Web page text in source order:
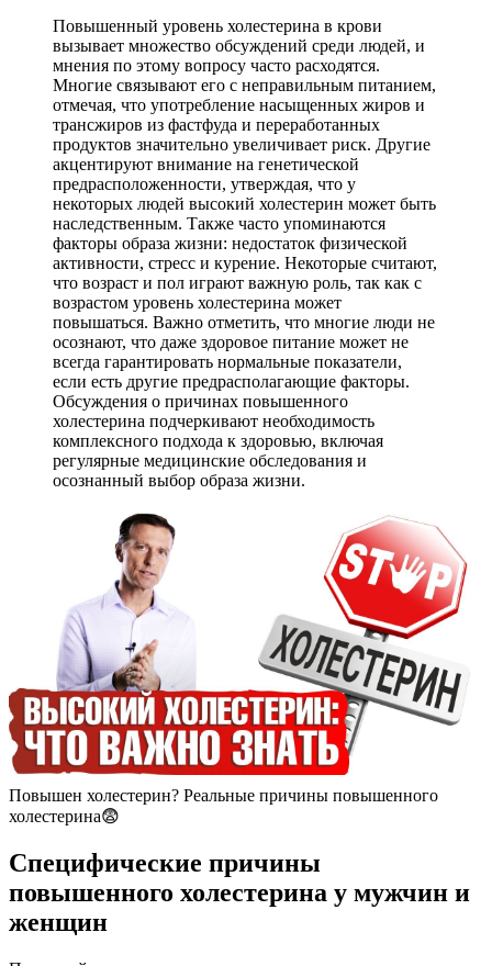
Повышенный уровень холестерина в крови
вызывает множество обсуждений среди людей, и
мнения по этому вопросу часто расходятся.
Многие связывают его с неправильным питанием,
отмечая, что употребление насыщенных жиров и
трансжиров из фастфуда и переработанных
продуктов значительно увеличивает риск. Другие
акцентируют внимание на генетической
предрасположенности, утверждая, что у
некоторых людей высокий холестерин может быть
наследственным. Также часто упоминаются
факторы образа жизни: недостаток физической
активности, стресс и курение. Некоторые считают,
что возраст и пол играют важную роль, так как с
возрастом уровень холестерина может
повышаться. Важно отметить, что многие люди не
осознают, что даже здоровое питание может не
всегда гарантировать нормальные показатели,
если есть другие предрасполагающие факторы.
Обсуждения о причинах повышенного
холестерина подчеркивают необходимость
комплексного подхода к здоровью, включая
регулярные медицинские обследования и
осознанный выбор образа жизни.
Повышен холестерин? Реальные причины повышенного
холестерина😨
Специфические причины
повышенного холестерина у мужчин и
женщин